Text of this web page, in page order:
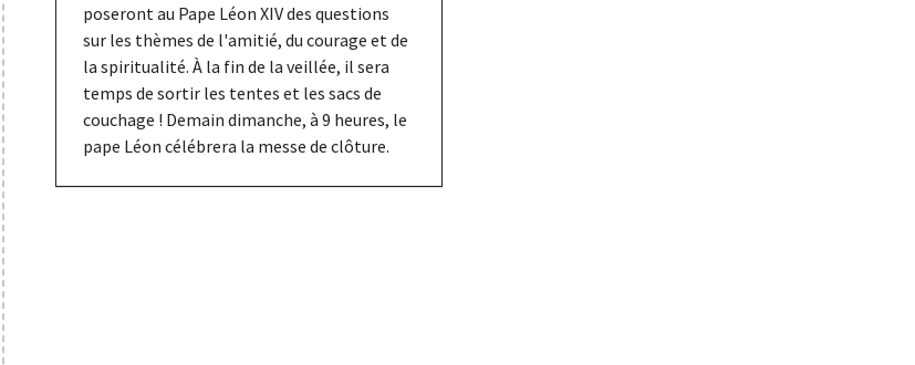
poseront au Pape Léon XIV des questions
sur les thèmes de l'amitié, du courage et de
la spiritualité. À la fin de la veillée, il sera
temps de sortir les tentes et les sacs de
couchage ! Demain dimanche, à 9 heures, le
pape Léon célébrera la messe de clôture.